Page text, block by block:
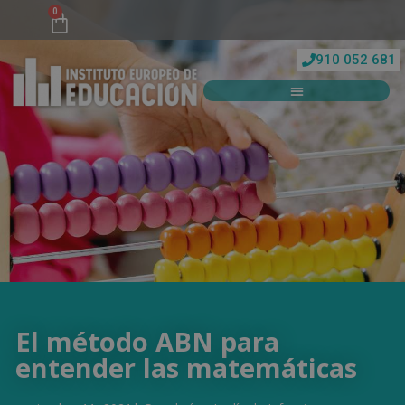
0
910 052 681
El método ABN para
entender las matemáticas